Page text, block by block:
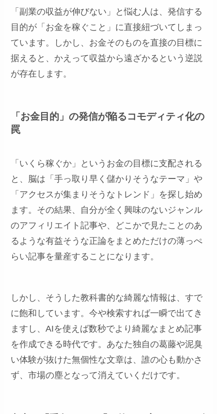
「副業の収益が伸びない」と悩む人は、発信する
目的が「お金を稼ぐこと」に直接紐づいてしまっ
ています。しかし、お金そのものを直接の目標に
据えると、かえって収益から遠ざかるという逆説
が存在します。
「お金目的」の発信が陥るコモディティ化の
罠
「いくら稼ぐか」というお金の目標に支配される
と、脳は「手っ取り早く儲かりそうなテーマ」や
「アクセスが集まりそうなトレンド」を探し始め
ます。その結果、自分が全く興味のないジャンル
のアフィリエイト記事や、どこかで見たことのあ
るような有益そうな正論をまとめただけの薄っぺ
らい記事を量産することになります。
しかし、そうした教科書的な綺麗な情報は、すで
に飽和しています。今や検索すれば一瞬で出てき
ますし、AIを使えば数秒でより綺麗なまとめ記事
を作成できる時代です。あなた独自の葛藤や泥臭
い体験が抜けた無個性な文章は、誰の心も動かさ
ず、市場の塵となって消えていくだけです。